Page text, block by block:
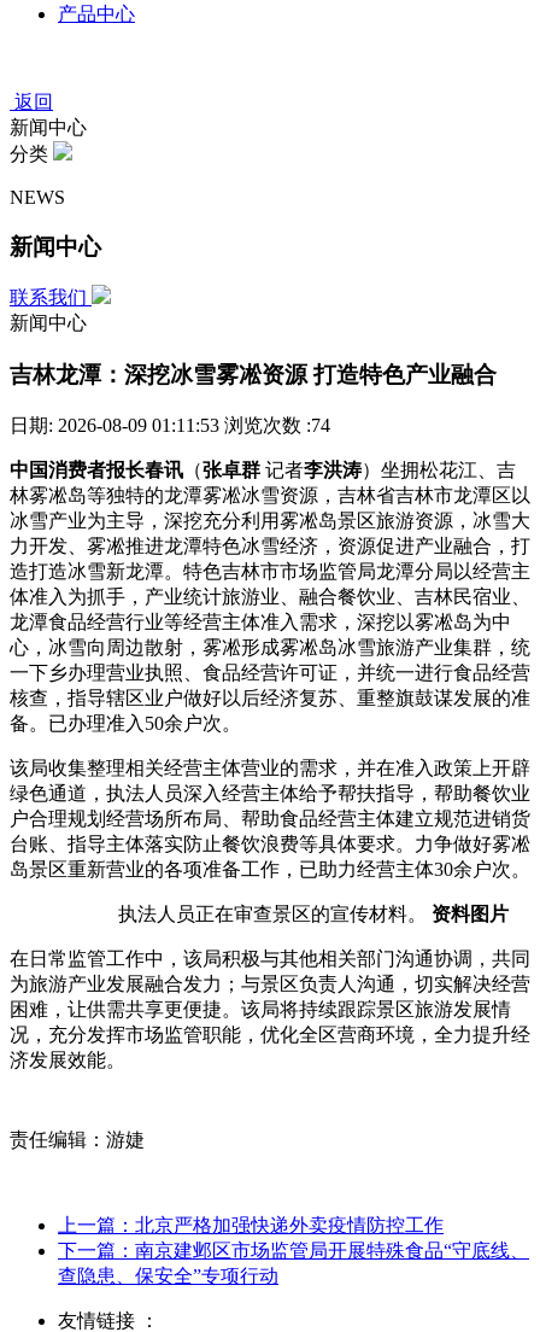
产品中心
返回
新闻中心
分类
NEWS
新闻中心
联系我们
新闻中心
吉林龙潭：深挖冰雪雾凇资源 打造特色产业融合
日期: 2026-08-09 01:11:53 浏览次数 :74
中国消费者报长春讯 （张卓群 记者李洪涛）坐拥松花江、吉
林雾凇岛等独特的龙潭雾凇冰雪资源，吉林省吉林市龙潭区以
冰雪产业为主导，深挖充分利用雾凇岛景区旅游资源，冰雪大
力开发、雾凇推进龙潭特色冰雪经济，资源促进产业融合，打
造打造冰雪新龙潭。特色吉林市市场监管局龙潭分局以经营主
体准入为抓手，产业统计旅游业、融合餐饮业、吉林民宿业、
龙潭食品经营行业等经营主体准入需求，深挖以雾凇岛为中
心，冰雪向周边散射，雾凇形成雾凇岛冰雪旅游产业集群，统
一下乡办理营业执照、食品经营许可证，并统一进行食品经营
核查，指导辖区业户做好以后经济复苏、重整旗鼓谋发展的准
备。已办理准入50余户次。
该局收集整理相关经营主体营业的需求，并在准入政策上开辟
绿色通道，执法人员深入经营主体给予帮扶指导，帮助餐饮业
户合理规划经营场所布局、帮助食品经营主体建立规范进销货
台账、指导主体落实防止餐饮浪费等具体要求。力争做好雾凇
岛景区重新营业的各项准备工作，已助力经营主体30余户次。
执法人员正在审查景区的宣传材料。 资料图片
在日常监管工作中，该局积极与其他相关部门沟通协调，共同
为旅游产业发展融合发力；与景区负责人沟通，切实解决经营
困难，让供需共享更便捷。该局将持续跟踪景区旅游发展情
况，充分发挥市场监管职能，优化全区营商环境，全力提升经
济发展效能。
责任编辑：游婕
上一篇：北京严格加强快递外卖疫情防控工作
下一篇：南京建邺区市场监管局开展特殊食品“守底线、
查隐患、保安全”专项行动
友情链接 ：